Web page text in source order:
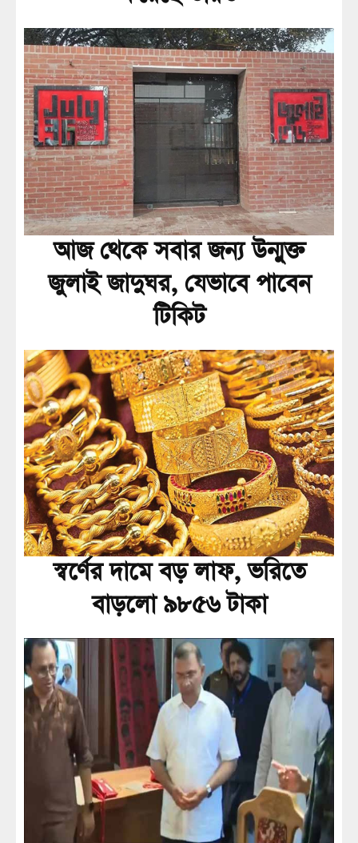
আজ থেকে সবার জন্য উন্মুক্ত
জুলাই জাদুঘর, যেভাবে পাবেন
টিকিট
স্বর্ণের দামে বড় লাফ, ভরিতে
বাড়লো ৯৮৫৬ টাকা